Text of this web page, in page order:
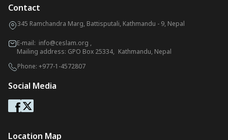
Contact
345 Ramchandra Marg, Battisputali, Kathmandu - 9, Nepal
E-mail: info@ceslam.org ,
Mailing address: GPO Box 25334, Kathmandu, Nepal
Phone: +977-1-4572807
Social Media
Location Map